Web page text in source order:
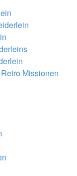
Missionen